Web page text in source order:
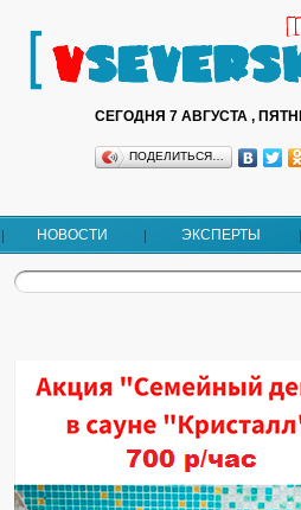
СЕГОДНЯ 7 АВГУСТА ,
ПОДЕЛИТЬСЯ…
НОВОСТИ ЭКСПЕРТЫ